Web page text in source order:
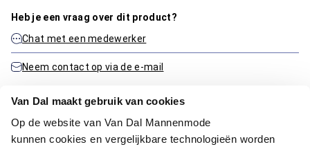
Van Dal maakt gebruik van cookies
Op de website van Van Dal Mannenmode
kunnen cookies en vergelijkbare technologieën worden
Heb je een vraag over dit product?
Chat met een medewerker
Neem contact op via de e-mail
Productinformatie